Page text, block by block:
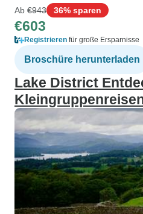
Ab €943 36% sparen
€603
Registrieren für große Ersparnisse
Broschüre herunterladen
Lake District